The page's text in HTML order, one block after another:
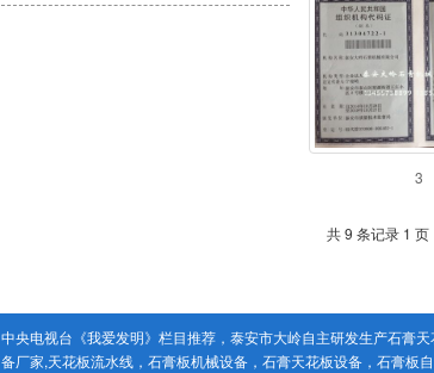
3
共 9 条记录 1 页
中央电视台《我爱发明》栏目推荐，泰安市大岭自主研发生产石膏
备厂家,天花板流水线，石膏板机械设备，石膏天花板设备，石膏板